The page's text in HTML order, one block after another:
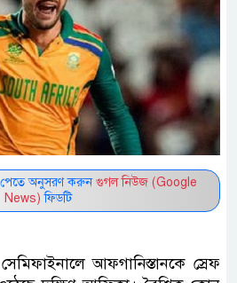
পেতে অনুসরণ করুন গুগল নিউজ (Google
News) ফিডটি
আফগানিস্তানকে স্রেফ